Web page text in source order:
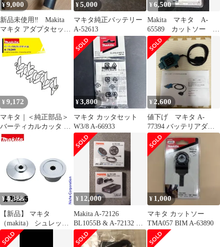
¥9,000
新品未使用‼ Makita
マキタ アダプタセット
品 A-69076 18V×2
¥5,000
マキタ純正バッテリー
A-52613
¥6,500
Makita マキタ A-
65589 カットソー
TMA061HM
¥ 9,172
マキタ｜＜純正部品＞
バーティカルカッタ A-
76249
¥3,800
マキタ カッタセット
W3/8 A-66933
¥ 2,600
値下げ マキタ A-
77394 バッテリアダプ
タ 1.6m
¥4,388
【新品】 マキタ
（makita） シュレッダ
ーブレード付属セット
品 A-75225 草刈機 刈払
¥ 12,000
Makita A-72126
BL1055B & A-72132 セ
ット
¥ 1,000
マキタ カットソー
TMA057 BIM A-63890